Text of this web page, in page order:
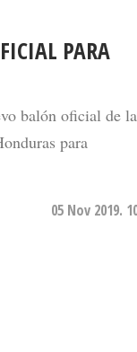
PARA
balón oficial de
para
05 Nov 2019.